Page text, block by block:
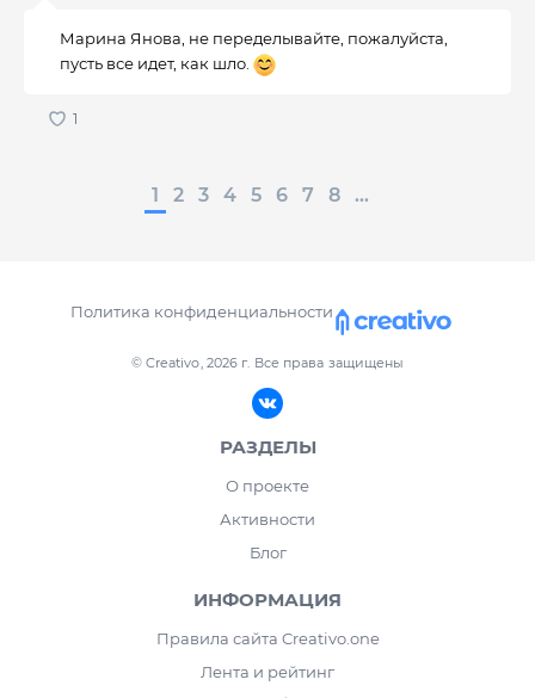
Марина Янова, не переделывайте, пожалуйста,
пусть все идет, как шло.
1 2 3 4 5 6 7 8 ...
© Creativo, 2026 г. Все права защищены
Политика конфиденциальности
РАЗДЕЛЫ
О проекте
Активности
Блог
ИНФОРМАЦИЯ
Правила сайта Creativo.one
Лента и рейтинг